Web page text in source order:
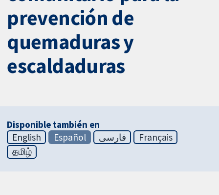
prevención de
quemaduras y
escaldaduras
Disponible también en
English
Español فارسی
Français
தமிழ்